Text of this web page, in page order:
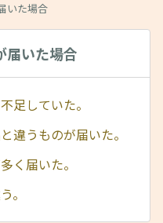
いた場合
届いた場合
足していた。
違うものが届いた。
く届いた。
。